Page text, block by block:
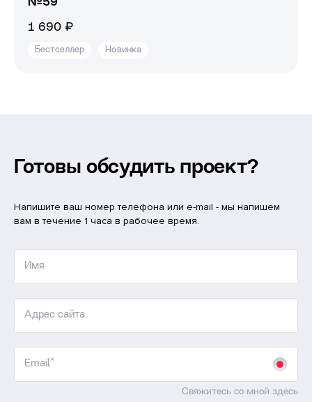
№59
1 690 ₽
Бестселлер Новинка
Готовы обсудить проект?
Напишите ваш номер телефона или e-mail - мы напишем
вам в течение 1 часа в рабочее время.
Имя
Адрес сайта
Email*
Свяжитесь со мной здесь